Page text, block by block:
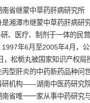
继蒙中草药肝病研究所
潭市继蒙中草药肝病研
、医疗、制剂于一体的民
1997年6月至2005年4月，
，松栀丸被国家知识产权
型肝炎的中药新药品种问
机构——湖南中医药研究
唯一一家从事中药研究